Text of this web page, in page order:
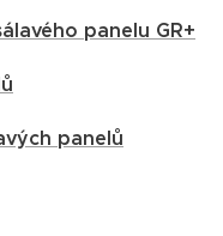
panelu GR+
panelů